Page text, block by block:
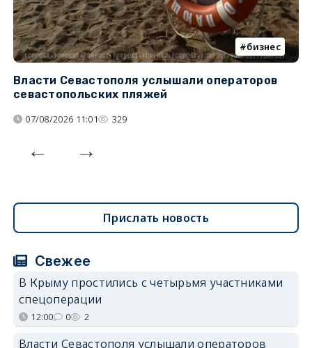
бизнес
Власти Севастополя услышали операторов
севастопольских пляжей
07/08/2026 11:01 329
Прислать новость
Свежее
В Крыму простились с четырьмя участниками
спецоперации
12:00 0 2
Власти Севастополя услышали операторов